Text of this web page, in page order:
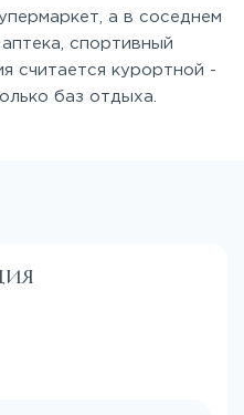
а в соседнем
спортивный
считается курортной -
баз отдыха.